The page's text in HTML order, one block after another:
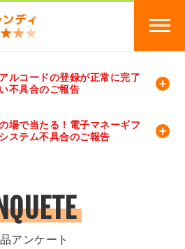
ルコードの登録が正常に完了
不具合のご報告
の場で当たる！電子マネーギフ
ステム不具合のご報告
アンケート